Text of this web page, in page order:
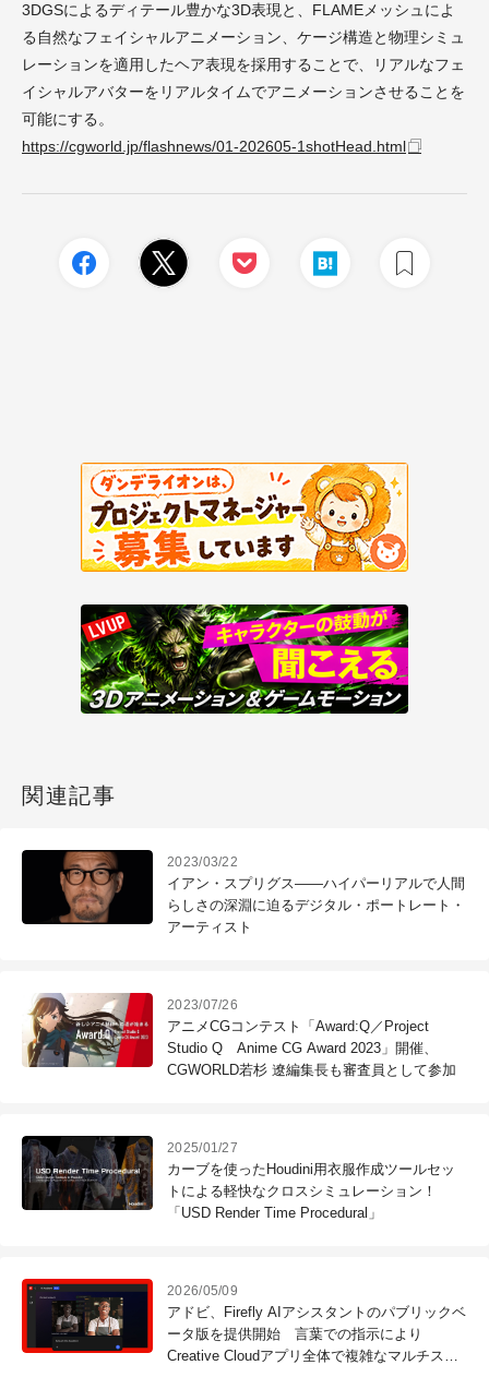
3DGSによるディテール豊かな3D表現と、FLAMEメッシュによ
る自然なフェイシャルアニメーション、ケージ構造と物理シミュ
レーションを適用したヘア表現を採用することで、リアルなフェ
イシャルアバターをリアルタイムでアニメーションさせることを
可能にする。
https://cgworld.jp/flashnews/01-202605-1shotHead.html
関連記事
2023/03/22
イアン・スプリグス――ハイパーリアルで人間
らしさの深淵に迫るデジタル・ポートレート・
アーティスト
2023/07/26
アニメCGコンテスト「Award:Q／Project
Studio Q Anime CG Award 2023」開催、
CGWORLD若杉 遼編集長も審査員として参加
2025/01/27
カーブを使ったHoudini用衣服作成ツールセッ
トによる軽快なクロスシミュレーション！
「USD Render Time Procedural」
2026/05/09
アドビ、Firefly AIアシスタントのパブリックベ
ータ版を提供開始 言葉での指示により
Creative Cloudアプリ全体で複雑なマルチステ